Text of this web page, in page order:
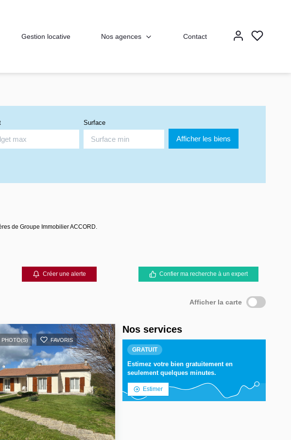
Gestion locative Nos agences Contact
Surface
de Groupe Immobilier ACCORD.
Créer une alerte Confier ma recherche à un expert
Afficher la carte
PHOTO(S) FAVORIS
Nos services
GRATUIT
Estimez votre bien gratuitement en
seulement quelques minutes.
Estimer